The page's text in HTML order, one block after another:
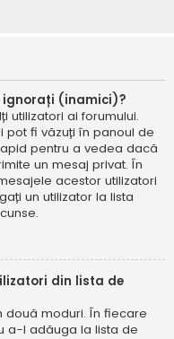
ignorați (inamici)?
utilizatori ai forumului.
pot fi văzuți în panoul de
pentru a vedea dacă
un mesaj privat. În
acestor utilizatori
un utilizator la lista
din lista de
două moduri. În fiecare
a-l adăuga la lista de